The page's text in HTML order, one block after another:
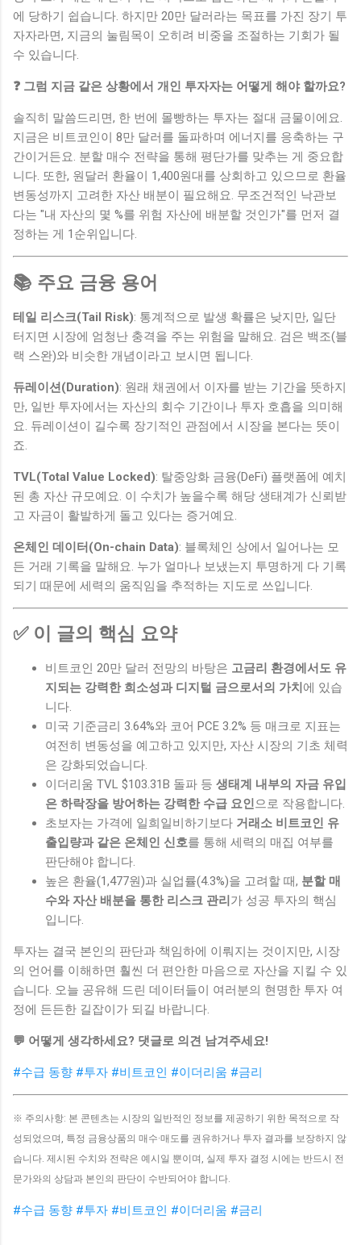
에 당하기 쉽습니다. 하지만 20만 달러라는 목표를 가진 장기 투
자자라면, 지금의 눌림목이 오히려 비중을 조절하는 기회가 될
수 있습니다.
❓ 그럼 지금 같은 상황에서 개인 투자자는 어떻게 해야 할까요?
솔직히 말씀드리면, 한 번에 몰빵하는 투자는 절대 금물이에요.
지금은 비트코인이 8만 달러를 돌파하며 에너지를 응축하는 구
간이거든요. 분할 매수 전략을 통해 평단가를 맞추는 게 중요합
니다. 또한, 원달러 환율이 1,400원대를 상회하고 있으므로 환율
변동성까지 고려한 자산 배분이 필요해요. 무조건적인 낙관보
다는 "내 자산의 몇 %를 위험 자산에 배분할 것인가"를 먼저 결
정하는 게 1순위입니다.
📚 주요 금융 용어
테일 리스크(Tail Risk): 통계적으로 발생 확률은 낮지만, 일단
터지면 시장에 엄청난 충격을 주는 위험을 말해요. 검은 백조(블
랙 스완)와 비슷한 개념이라고 보시면 됩니다.
듀레이션(Duration): 원래 채권에서 이자를 받는 기간을 뜻하지
만, 일반 투자에서는 자산의 회수 기간이나 투자 호흡을 의미해
요. 듀레이션이 길수록 장기적인 관점에서 시장을 본다는 뜻이
죠.
TVL(Total Value Locked): 탈중앙화 금융(DeFi) 플랫폼에 예치
된 총 자산 규모예요. 이 수치가 높을수록 해당 생태계가 신뢰받
고 자금이 활발하게 돌고 있다는 증거예요.
온체인 데이터(On-chain Data): 블록체인 상에서 일어나는 모
든 거래 기록을 말해요. 누가 얼마나 보냈는지 투명하게 다 기록
되기 때문에 세력의 움직임을 추적하는 지도로 쓰입니다.
✅ 이 글의 핵심 요약
비트코인 20만 달러 전망의 바탕은 고금리 환경에서도 유
지되는 강력한 희소성과 디지털 금으로서의 가치 에 있습
니다.
미국 기준금리 3.64%와 코어 PCE 3.2% 등 매크로 지표는
여전히 변동성을 예고하고 있지만, 자산 시장의 기초 체력
은 강화되었습니다.
이더리움 TVL $103.31B 돌파 등 생태계 내부의 자금 유입
은 하락장을 방어하는 강력한 수급 요인으로 작용합니다.
초보자는 가격에 일희일비하기보다 거래소 비트코인 유
출입량과 같은 온체인 신호를 통해 세력의 매집 여부를
판단해야 합니다.
높은 환율(1,477원)과 실업률(4.3%)을 고려할 때, 분할 매
수와 자산 배분을 통한 리스크 관리 가 성공 투자의 핵심
입니다.
투자는 결국 본인의 판단과 책임하에 이뤄지는 것이지만, 시장
의 언어를 이해하면 훨씬 더 편안한 마음으로 자산을 지킬 수 있
습니다. 오늘 공유해 드린 데이터들이 여러분의 현명한 투자 여
정에 든든한 길잡이가 되길 바랍니다.
💬 어떻게 생각하세요? 댓글로 의견 남겨주세요!
#수급 동향 #투자 #비트코인 #이더리움 #금리
※ 주의사항: 본 콘텐츠는 시장의 일반적인 정보를 제공하기 위한 목적으로 작
성되었으며, 특정 금융상품의 매수·매도를 권유하거나 투자 결과를 보장하지 않
습니다. 제시된 수치와 전략은 예시일 뿐이며, 실제 투자 결정 시에는 반드시 전
문가와의 상담과 본인의 판단이 수반되어야 합니다.
#수급 동향 #투자 #비트코인 #이더리움 #금리